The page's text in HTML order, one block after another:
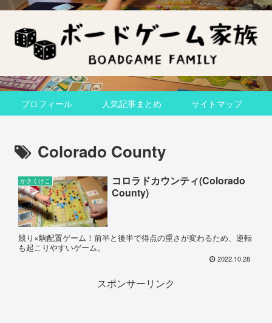
プロフィール 人気記事まとめ サイトマップ
Colorado County
かきくけこ
コロラドカウンティ(Colorado
County)
競り×駒配置ゲーム！前半と後半で得点の重さが変わるため、逆転
も起こりやすいゲーム。
2022.10.28
スポンサーリンク